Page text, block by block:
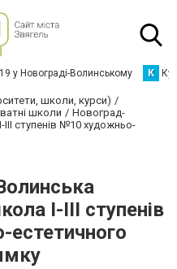
у Новограді-Волинському К
школи, курси)
школи
Новоград-
ступенів №10 художньо-
І-ІІІ ступенів